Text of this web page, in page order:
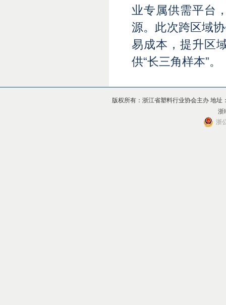
业专属供需平台
源。此次跨区域
易成本，提升区
供“长三角样本”。
版权所有：浙江省塑料行业协会主办 地
浙
浙